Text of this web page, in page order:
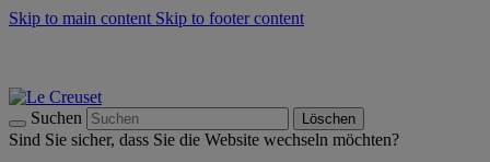
Skip to main content Skip to footer content
Suchen Löschen
Sind Sie sicher, dass Sie die Website wechseln möchten?